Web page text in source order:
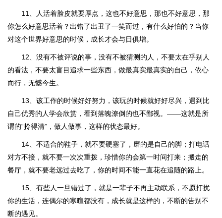
11、人活着脸皮就要厚点，这也不好意思，那也不好意思，那
你怎么好意思活着？出错了出丑了一笑而过，有什么好怕的？当你
对这个世界好意思的时候，成长才会与日俱增。
12、没有不被评说的事，没有不被猜测的人，不要太在乎别人
的看法，不要太盲目追求一些东西，做最真实最真实的自己，依心
而行，无憾今生。
13、该工作的时候好好努力，该玩的时候就好好尽兴，遇到比
自己优秀的人学会欣赏，看到落魄潦倒的也不鄙视。——这就是所
谓的“拎得清”，做人做事，这样的状态最好。
14、不适合的鞋子，就不要硬塞了，磨的是自己的脚；打电话
对方不接，就不要一次次重拨，珍惜你的会第一时间打来；搬走的
餐厅，就不要老远过去吃了，你的时间不能一直花在追随的路上。
15、有些人一旦错过了，就是一辈子不再主动联系，不愿打扰
你的生活，连偶尔的寒暄都没有，成长就是这样的，不断的告别不
断的遇见。